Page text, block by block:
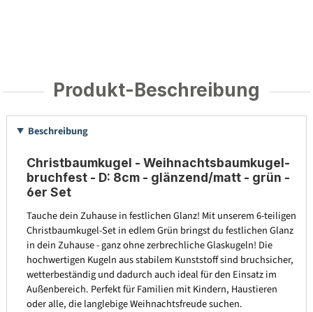
Produkt-Beschreibung
Beschreibung
Christbaumkugel - Weihnachtsbaumkugel-
bruchfest - D: 8cm - glänzend/matt - grün -
6er Set
Tauche dein Zuhause in festlichen Glanz! Mit unserem 6-teiligen
Christbaumkugel-Set in edlem Grün bringst du festlichen Glanz
in dein Zuhause - ganz ohne zerbrechliche Glaskugeln! Die
hochwertigen Kugeln aus stabilem Kunststoff sind bruchsicher,
wetterbeständig und dadurch auch ideal für den Einsatz im
Außenbereich. Perfekt für Familien mit Kindern, Haustieren
oder alle, die langlebige Weihnachtsfreude suchen.